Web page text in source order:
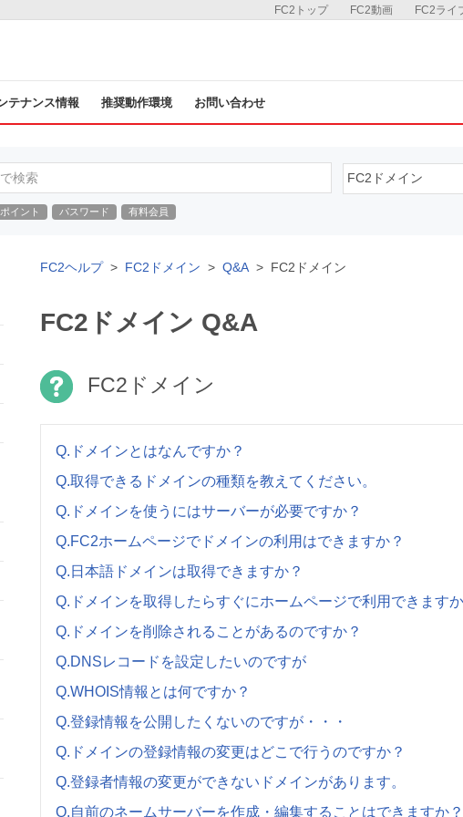
FC2ライ
FC2動画
FC2トップ
テナンス情報 推奨動作環境 お問い合わせ
イント パスワード 有料会員
FC2ヘルプ FC2ドメイン Q&A FC2ドメイン
FC2ドメイン Q&A
FC2ドメイン
Q.ドメインとはなんですか？
Q.取得できるドメインの種類を教えてください。
Q.ドメインを使うにはサーバーが必要ですか？
Q.FC2ホームページでドメインの利用はできますか？
Q.日本語ドメインは取得できますか？
Q.ドメインを取得したらすぐにホームページで利用できます
Q.ドメインを削除されることがあるのですか？
Q.DNSレコードを設定したいのですが
Q.WHOIS情報とは何ですか？
Q.登録情報を公開したくないのですが・・・
Q.ドメインの登録情報の変更はどこで行うのですか？
Q.登録者情報の変更ができないドメインがあります。
Q.自前のネームサーバーを作成・編集することはできますか？